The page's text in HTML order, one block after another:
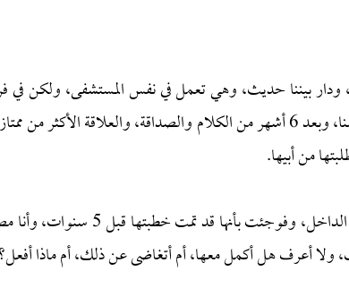
ودار بيننا حديث، وهي تعمل في نفس المستشفى، ولكن
أيضًا في نفس الكلية، وتطورت علاقتنا، وأحببنا بعضنا، وبعد 6 أشهر من الكلام والصداقة،
من أبيها.
منذ يومين كنت أمسك بجوالها عندما كانت تختبر في
ولا أعرف هل أكمل معها، أم أتغاضى عن ذلك، أم ماذا